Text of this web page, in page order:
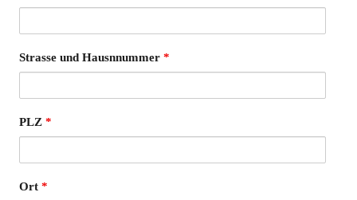
Strasse und Hausnnummer *
PLZ *
Ort *